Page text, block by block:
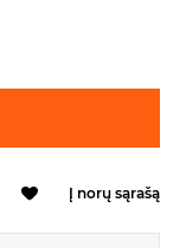
Į norų sąrašą